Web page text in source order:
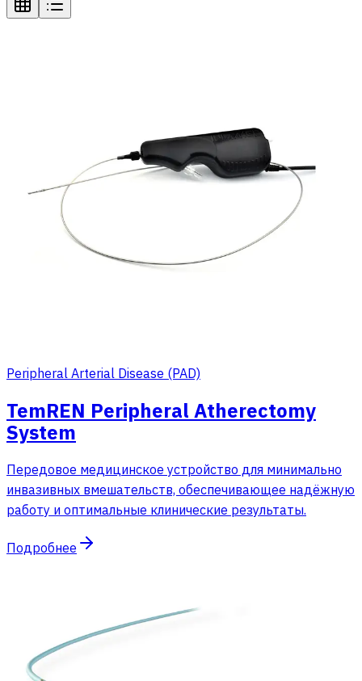
Peripheral Arterial Disease (PAD)
TemREN Peripheral Atherectomy
System
Передовое медицинское устройство для минимально
инвазивных вмешательств, обеспечивающее надёжную
работу и оптимальные клинические результаты.
Подробнее